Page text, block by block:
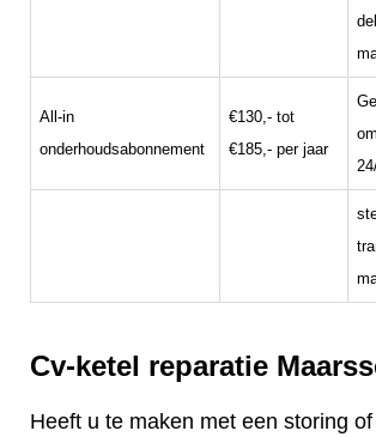
All-in
onderhoudsabonnement
€130,- tot
€185,- per jaar
Cv-ketel reparatie
Heeft u te maken met een storing